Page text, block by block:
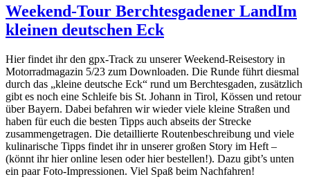
Weekend-Tour Berchtesgadener LandIm
kleinen deutschen Eck
Hier findet ihr den gpx-Track zu unserer Weekend-Reisestory in
Motorradmagazin 5/23 zum Downloaden. Die Runde führt diesmal
durch das „kleine deutsche Eck“ rund um Berchtesgaden, zusätzlich
gibt es noch eine Schleife bis St. Johann in Tirol, Kössen und retour
über Bayern. Dabei befahren wir wieder viele kleine Straßen und
haben für euch die besten Tipps auch abseits der Strecke
zusammengetragen. Die detaillierte Routenbeschreibung und viele
kulinarische Tipps findet ihr in unserer großen Story im Heft –
(könnt ihr hier online lesen oder hier bestellen!). Dazu gibt’s unten
ein paar Foto-Impressionen. Viel Spaß beim Nachfahren!